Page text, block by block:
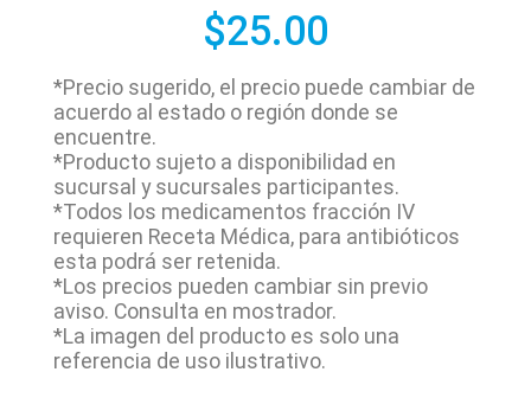
$25.00
*Precio sugerido, el precio puede cambiar de
acuerdo al estado o región donde se
encuentre.
*Producto sujeto a disponibilidad en
sucursal y sucursales participantes.
*Todos los medicamentos fracción IV
requieren Receta Médica, para antibióticos
esta podrá ser retenida.
*Los precios pueden cambiar sin previo
aviso. Consulta en mostrador.
*La imagen del producto es solo una
referencia de uso ilustrativo.